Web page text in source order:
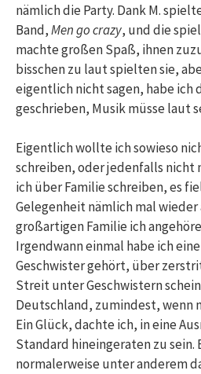
nämlich die Party. Dank M.
Band,Men go crazy, und die
machte großen Spaß, ihnen
bisschen zu laut spielten sie,
eigentlich nicht sagen, habe ich
geschrieben, Musik müsse laut
Eigentlich wollte ich sowieso
schreiben, oder jedenfalls
ich über Familie schreiben, es
Gelegenheit nämlich mal
großartigen Familie ich
Irgendwann einmal habe ich
Geschwister gehört, über
Streit unter Geschwistern
Deutschland, zumindest, wenn
Ein Glück, dachte ich, in eine
Standard hineingeraten zu sein.
normalerweise unter anderem